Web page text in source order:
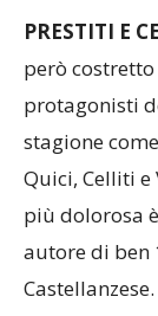
PRESTITI E
però
protagonisti
stagione
Quici, Celliti e
più dolorosa
autore di ben